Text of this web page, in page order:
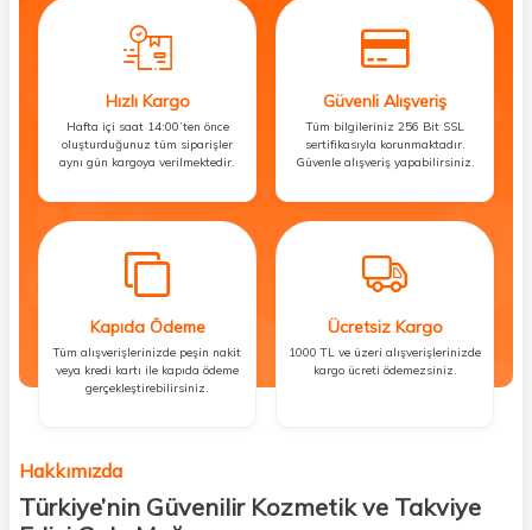
Hızlı Kargo
Hafta içi saat 14:00’ten önce
oluşturduğunuz tüm siparişler
aynı gün kargoya verilmektedir.
Güvenli Alışveriş
Tüm bilgileriniz 256 Bit SSL
sertifikasıyla korunmaktadır.
Güvenle alışveriş yapabilirsiniz.
Kapıda Ödeme
Tüm alışverişlerinizde peşin nakit
veya kredi kartı ile kapıda ödeme
gerçekleştirebilirsiniz.
Ücretsiz Kargo
1000 TL ve üzeri alışverişlerinizde
kargo ücreti ödemezsiniz.
Hakkımızda
Türkiye’nin Güvenilir Kozmetik ve Takviye